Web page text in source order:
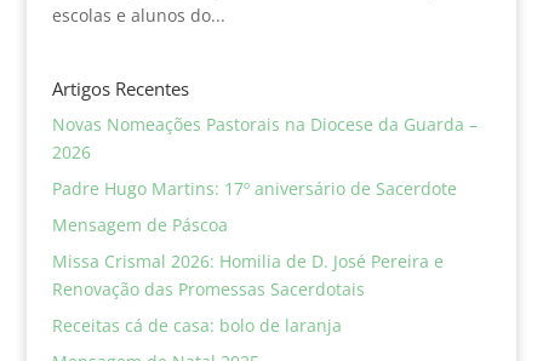
escolas e alunos do...
Artigos Recentes
Novas Nomeações Pastorais na Diocese da Guarda –
2026
Padre Hugo Martins: 17º aniversário de Sacerdote
Mensagem de Páscoa
Missa Crismal 2026: Homilia de D. José Pereira e
Renovação das Promessas Sacerdotais
Receitas cá de casa: bolo de laranja